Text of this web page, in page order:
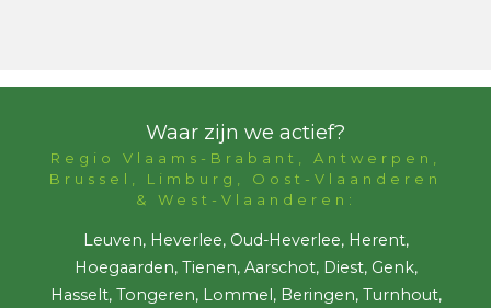
Waar zijn we actief?
Regio Vlaams-Brabant, Antwerpen,
Brussel, Limburg, Oost-Vlaanderen
& West-Vlaanderen:
Leuven, Heverlee, Oud-Heverlee, Herent,
Hoegaarden, Tienen, Aarschot, Diest, Genk,
Hasselt, Tongeren, Lommel, Beringen, Turnhout,